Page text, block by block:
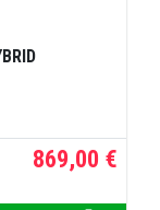
869,00 €